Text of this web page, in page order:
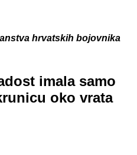
hrvatskih bojovnika
imala samo
oko vrata